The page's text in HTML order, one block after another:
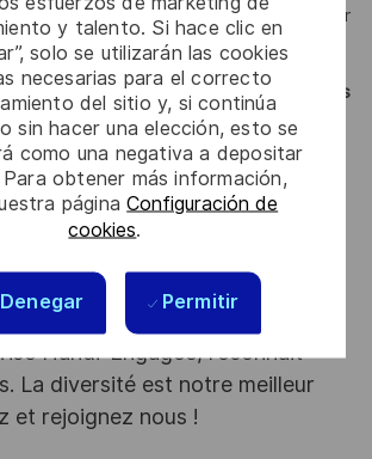
y talento. Si hace clic en
solo se utilizarán las cookies
necesarias para el correcto
del sitio y, si continúa
sin hacer una elección, esto se
como una negativa a depositar
obtener más información,
páginaConfiguración de
cookies.
Denegar Permitir
et anglais couramment et savez animer
langues
? Alors ce poste est fait pour vous
équipe dynamique et passionnée
du spatial. En tant que
vous jouerez un rôle clé dans le
Handi-Engagée, reconnait
La diversité est notre meilleur
et rejoignez nous !